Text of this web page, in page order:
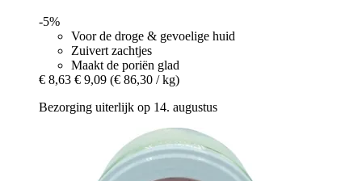
-5%
Voor de droge & gevoelige huid
Zuivert zachtjes
Maakt de poriën glad
€ 8,63 € 9,09 (€ 86,30 / kg)
Bezorging uiterlijk op 14. augustus